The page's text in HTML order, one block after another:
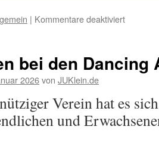
| Kommentare deaktiviertfür
bei den Dancing
2026von JUKlein.de
Verein hat es
und